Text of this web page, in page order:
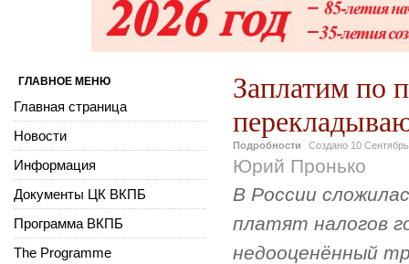
Заплатим по
Подробности Создано 10
Юрий Пронько
В России
платят налогов
недооценённый
ГЛАВНОЕ МЕНЮ
Главная страница
Новости
Информация
Документы ЦК ВКПБ
Программа ВКПБ
The Programme